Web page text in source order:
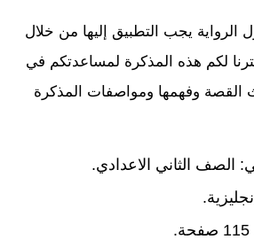
الرواية يجب التطبيق إليها من خلال
لكم هذه المذكرة لمساعدتكم في
القصة وفهمها ومواصفات المذكرة
الصف الثاني الاعدادي.